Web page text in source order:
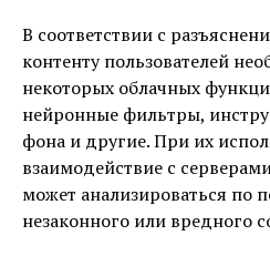
В соответствии с
контенту пользователей
некоторых облачных
нейронные фильтры,
фона и другие. При их
взаимодействие с
может анализироваться по
незаконного или вредного